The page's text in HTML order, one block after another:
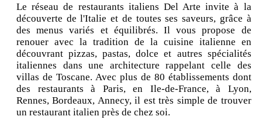
Le réseau de restaurants italiens Del Arte invite à la
découverte de l'Italie et de toutes ses saveurs, grâce à
des menus variés et équilibrés. Il vous propose de
renouer avec la tradition de la cuisine italienne en
découvrant pizzas, pastas, dolce et autres spécialités
italiennes dans une architecture rappelant celle des
villas de Toscane. Avec plus de 80 établissements dont
des restaurants à Paris, en Ile-de-France, à Lyon,
Rennes, Bordeaux, Annecy, il est très simple de trouver
un restaurant italien près de chez soi.